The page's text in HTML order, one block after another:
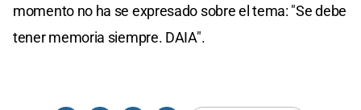
momento no ha se expresado sobre el tema: "Se debe
tener memoria siempre. DAIA".